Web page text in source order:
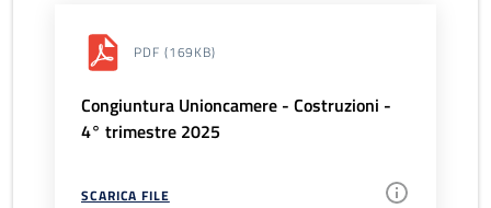
PDF (169KB)
Congiuntura Unioncamere - Costruzioni -
4° trimestre 2025
SCARICA FILE